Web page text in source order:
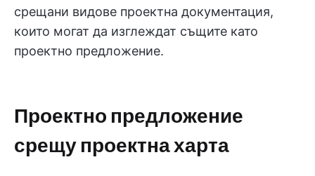
срещани видове проектна документация,
които могат да изглеждат същите като
проектно предложение.
Проектно предложение
срещу проектна харта